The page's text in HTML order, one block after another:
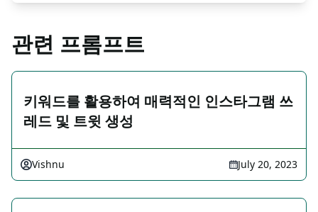
관련 프롬프트
키워드를 활용하여 매력적인 인스타그램 쓰
레드 및 트윗 생성
Vishnu July 20, 2023